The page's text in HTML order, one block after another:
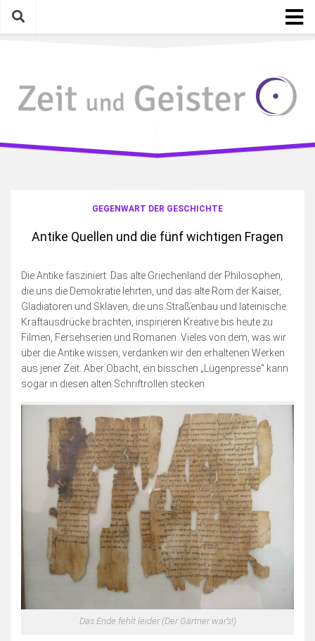
Skip
Kategorien
Geschichte mit Gegenwart
Gelesen, Gesehen, Gehört
Photographica
Fotosamstag
Die wilde Kamera
Blogserie: Unnützes Wissen
Blogserie: Spaß mit Wappen
Sonstiges
Blogserie: Nordsee 2016
Blogserie: Rømø 2018
Archiv
Impressum
Bildnachweise
Datenschutzerklärung
Schnellfinder
GEGENWART DER GESCHICHTE
Antike Quellen und die fünf wichtigen Fragen
Die Antike fasziniert. Das alte Griechenland der Philosophen,
die uns die Demokratie lehrten, und das alte Rom der Kaiser,
Gladiatoren und Sklaven, die uns Straßenbau und lateinische
Kraftausdrücke brachten, inspirieren Kreative bis heute zu
Filmen, Fersehserien und Romanen. Vieles von dem, was wir
über die Antike wissen, verdanken wir den erhaltenen Werken
aus jener Zeit. Aber Obacht, ein bisschen „Lügenpresse“ kann
sogar in diesen alten Schriftrollen stecken.
Das Ende fehlt leider (Der Gärtner war’s!)